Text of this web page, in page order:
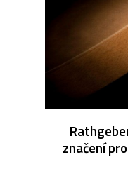
značení